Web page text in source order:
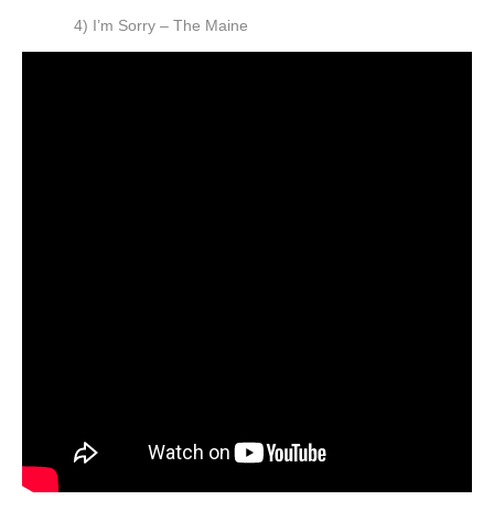
4) I’m Sorry – The Maine